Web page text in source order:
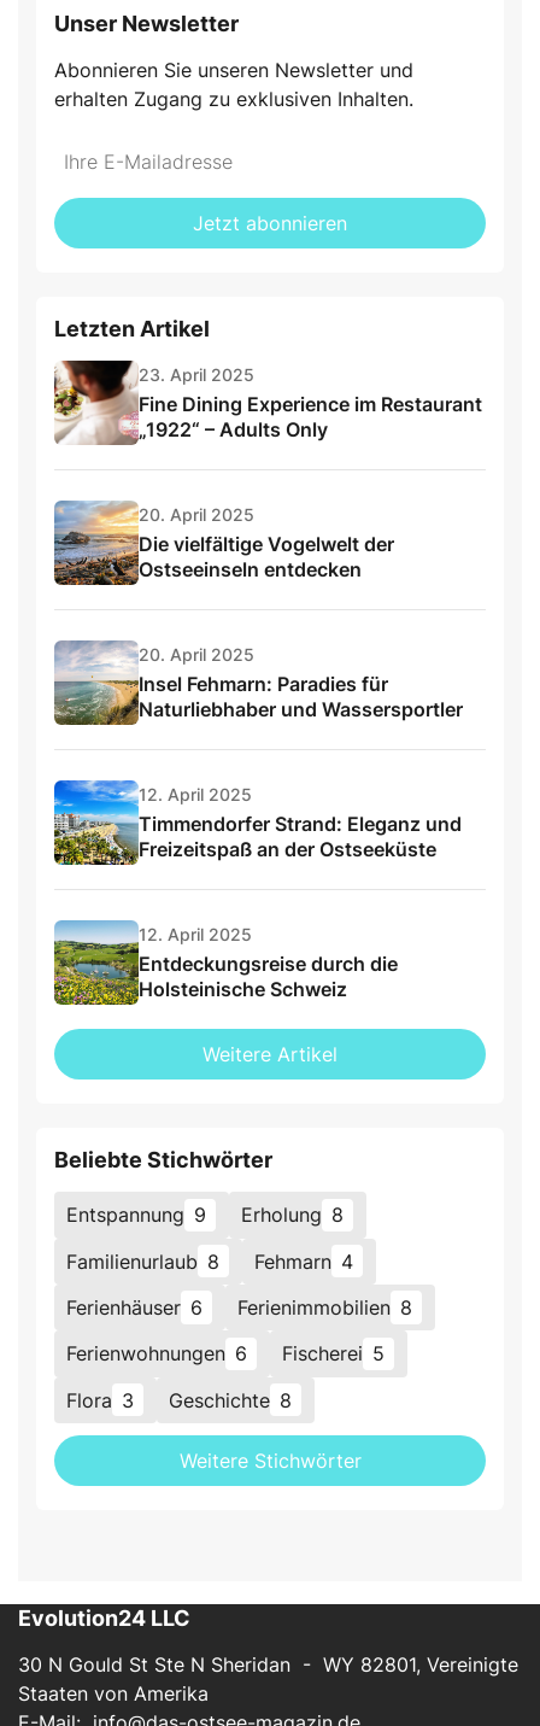
Unser Newsletter
Abonnieren Sie unseren Newsletter und
erhalten Zugang zu exklusiven Inhalten.
Jetzt abonnieren
Letzten Artikel
23. April 2025
Fine Dining Experience im Restaurant
„1922“ – Adults Only
20. April 2025
Die vielfältige Vogelwelt der
Ostseeinseln entdecken
20. April 2025
Insel Fehmarn: Paradies für
Naturliebhaber und Wassersportler
12. April 2025
Timmendorfer Strand: Eleganz und
Freizeitspaß an der Ostseeküste
12. April 2025
Entdeckungsreise durch die
Holsteinische Schweiz
Weitere Artikel
Beliebte Stichwörter
Entspannung 9 Erholung 8
Familienurlaub 8 Fehmarn 4
Ferienhäuser 6 Ferienimmobilien 8
Ferienwohnungen 6 Fischerei 5
Flora 3 Geschichte 8
Weitere Stichwörter
Evolution24 LLC
30 N Gould St Ste N Sheridan - WY 82801, Vereinigte
Staaten von Amerika